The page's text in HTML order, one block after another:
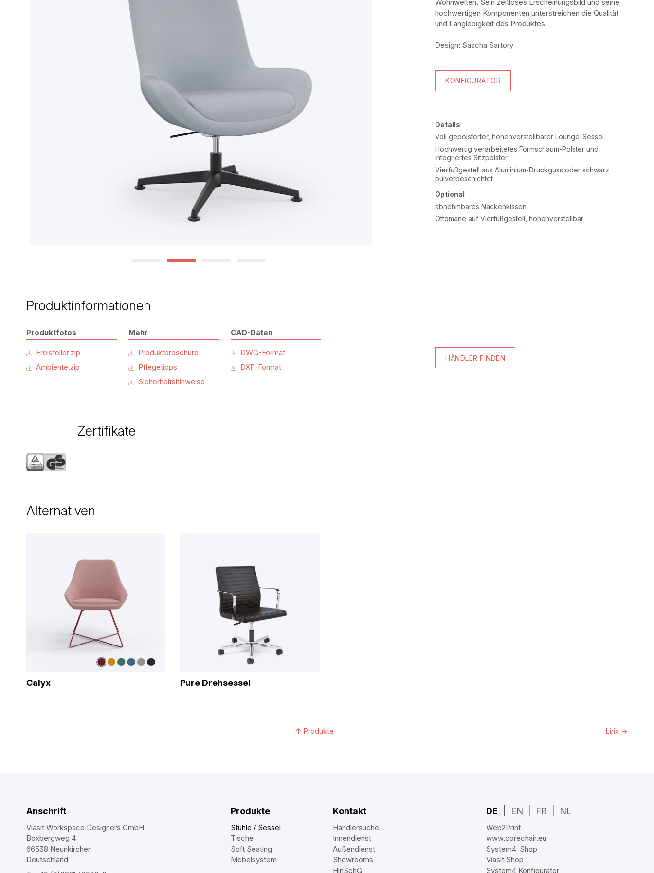
Wohnwelten. Sein zeitloses Erscheinungsbild und seine
hochwertigen Komponenten unterstreichen die Qualität
und Langlebigkeit des Produktes.
Design: Sascha Sartory
KONFIGURATOR
Details
Voll gepolsterter, höhenverstellbarer Lounge-Sessel
Hochwertig verarbeitetes Formschaum-Polster und
integriertes Sitzpolster
Vierfußgestell aus Aluminium-Druckguss oder schwarz
pulverbeschichtet
Optional
abnehmbares Nackenkissen
Ottomane auf Vierfußgestell, höhenverstellbar
Produktinformationen
Produktfotos
Freisteller.zip
Ambiente.zip
Mehr
Produktbroschüre
Pflegetipps
Sicherheitshinweise
CAD-Daten
DWG-Format
DXF-Format
HÄNDLER FINDEN
Zertifikate
Alternativen
Calyx Pure Drehsessel
↑ Produkte Lirix →
Anschrift
Viasit Workspace Designers GmbH
Boxbergweg 4
66538 Neunkirchen
Deutschland
Produkte
Stühle / Sessel
Tische
Soft Seating
Möbelsystem
Kontakt
Händlersuche
Innendienst
Außendienst
Showrooms
HinSchG
DE EN FR NL
Web2Print
www.corechair.eu
System4-Shop
Viasit Shop
System4 Konfigurator